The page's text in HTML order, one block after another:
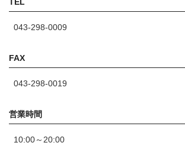
043-298-0009
FAX
043-298-0019
営業時間
10:00～20:00